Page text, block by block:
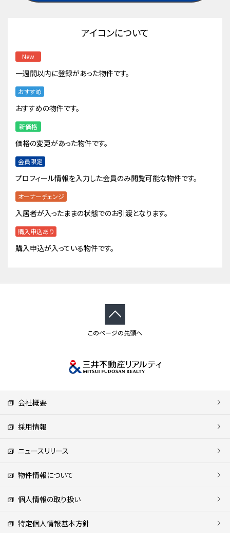
アイコンについて
New
一週間以内に登録があった物件です。
おすすめ
おすすめの物件です。
新価格
価格の変更があった物件です。
会員限定
プロフィール情報を入力した会員のみ閲覧可能な物件です。
オーナーチェンジ
入居者が入ったままの状態でのお引渡となります。
購入申込あり
購入申込が入っている物件です。
このページの先頭へ
会社概要
採用情報
ニュースリリース
物件情報について
個人情報の取り扱い
特定個人情報基本方針